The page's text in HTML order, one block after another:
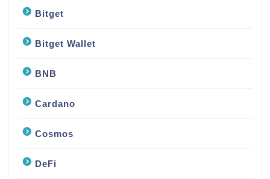
Bitget
Bitget Wallet
BNB
Cardano
Cosmos
DeFi